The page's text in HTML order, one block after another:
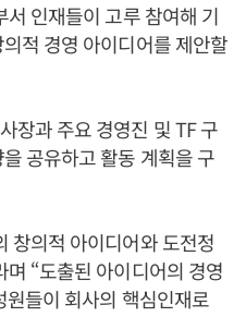
인재들이 고루 참여해 기
적 경영 아이디어를 제안할
장과 주요 경영진 및 TF 구
공유하고 활동 계획을 구
창의적 아이디어와 도전정
“도출된 아이디어의 경영
들이 회사의 핵심인재로